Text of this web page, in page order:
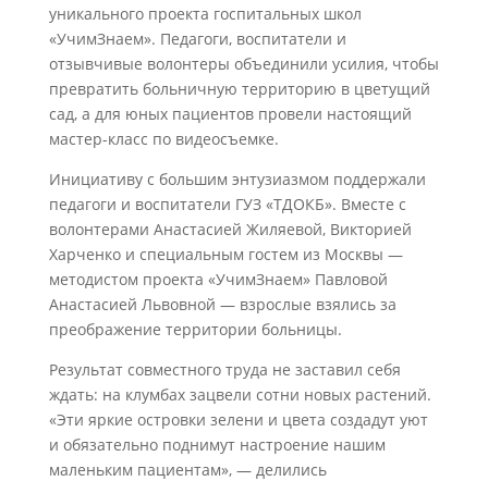
уникального проекта госпитальных школ
«УчимЗнаем». Педагоги, воспитатели и
отзывчивые волонтеры объединили усилия, чтобы
превратить больничную территорию в цветущий
сад, а для юных пациентов провели настоящий
мастер-класс по видеосъемке.
Инициативу с большим энтузиазмом поддержали
педагоги и воспитатели ГУЗ «ТДОКБ». Вместе с
волонтерами Анастасией Жиляевой, Викторией
Харченко и специальным гостем из Москвы —
методистом проекта «УчимЗнаем» Павловой
Анастасией Львовной — взрослые взялись за
преображение территории больницы.
Результат совместного труда не заставил себя
ждать: на клумбах зацвели сотни новых растений.
«Эти яркие островки зелени и цвета создадут уют
и обязательно поднимут настроение нашим
маленьким пациентам», — делились